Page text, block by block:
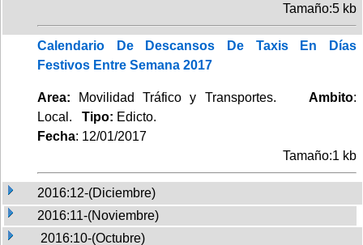
Tamaño:5 kb
Calendario De Descansos De Taxis En Días
Festivos Entre Semana 2017
Area: Movilidad Tráfico y Transportes. Ambito:
Local. Tipo: Edicto.
Fecha: 12/01/2017
Tamaño:1 kb
2016:12-(Diciembre)
2016:11-(Noviembre)
2016:10-(Octubre)